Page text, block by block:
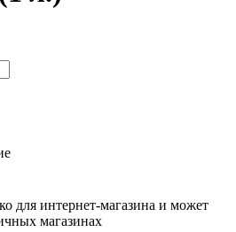
для интернет-магазина и может
магазинах